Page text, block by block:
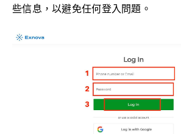
些信息，以避免任何登入問題。